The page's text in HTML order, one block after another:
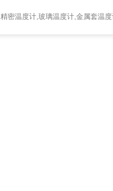
精密温度计,玻璃温度计,金属套温